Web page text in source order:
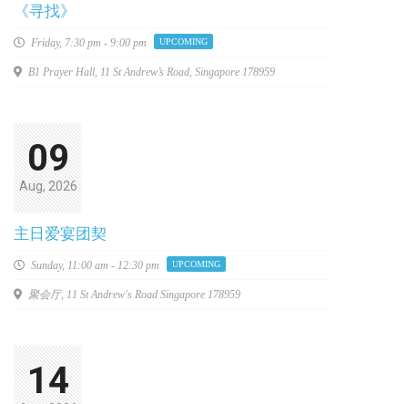
《寻找》
Friday, 7:30 pm - 9:00 pm UPCOMING
B1 Prayer Hall, 11 St Andrew’s Road, Singapore 178959
09
Aug, 2026
主日爱宴团契
Sunday, 11:00 am - 12:30 pm UPCOMING
聚会厅, 11 St Andrew's Road Singapore 178959
14